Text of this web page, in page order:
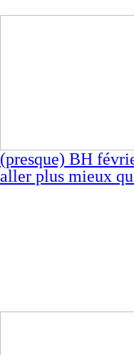
(presque) BH
aller plus mieux